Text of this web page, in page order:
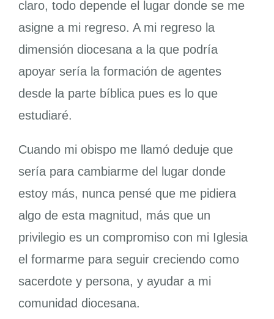
claro, todo depende el lugar donde se me
asigne a mi regreso. A mi regreso la
dimensión diocesana a la que podría
apoyar sería la formación de agentes
desde la parte bíblica pues es lo que
estudiaré.
Cuando mi obispo me llamó deduje que
sería para cambiarme del lugar donde
estoy más, nunca pensé que me pidiera
algo de esta magnitud, más que un
privilegio es un compromiso con mi Iglesia
el formarme para seguir creciendo como
sacerdote y persona, y ayudar a mi
comunidad diocesana.